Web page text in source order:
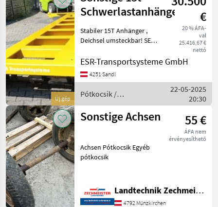
Új gép
Schwerlastanhänger
€
20 % ÁFA-
val
25.416,67 €
nettó
Stabiler 15T Anhänger ,
Deichsel umsteckbar! SE
VORFÜHRMASCHINE!!
ANDERE Anhänger von 2T -
300T nach Bedarf
möglich! Kormányzott teng
ESR-Transportsysteme GmbH
4251 Sandl
Pótkocsik /
Sonstige
22-05-2025
20:30
Sonstige Achsen 55 €
ÁFA nem
érvényesíthető
Achsen Pótkocsik Egyéb
pótkocsik
Landtechnik Zechmeister GmbH & Co KG
4792 Münzkirchen